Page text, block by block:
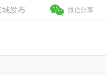
发布 微信分享